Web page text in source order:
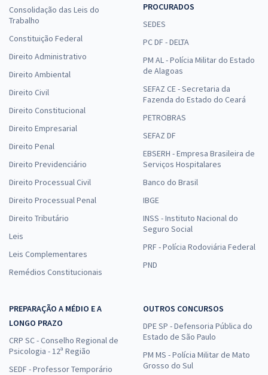
Consolidação das Leis do
Trabalho
Constituição Federal
Direito Administrativo
Direito Ambiental
Direito Civil
Direito Constitucional
Direito Empresarial
Direito Penal
Direito Previdenciário
Direito Processual Civil
Direito Processual Penal
Direito Tributário
Leis
Leis Complementares
Remédios Constitucionais
PROCURADOS
SEDES
PC DF - DELTA
PM AL - Polícia Militar do Estado
de Alagoas
SEFAZ CE - Secretaria da
Fazenda do Estado do Ceará
PETROBRAS
SEFAZ DF
EBSERH - Empresa Brasileira de
Serviços Hospitalares
Banco do Brasil
IBGE
INSS - Instituto Nacional do
Seguro Social
PRF - Polícia Rodoviária Federal
PND
PREPARAÇÃO A MÉDIO E A
LONGO PRAZO
CRP SC - Conselho Regional de
Psicologia - 12ª Região
SEDF - Professor Temporário
OUTROS CONCURSOS
DPE SP - Defensoria Pública do
Estado de São Paulo
PM MS - Polícia Militar de Mato
Grosso do Sul